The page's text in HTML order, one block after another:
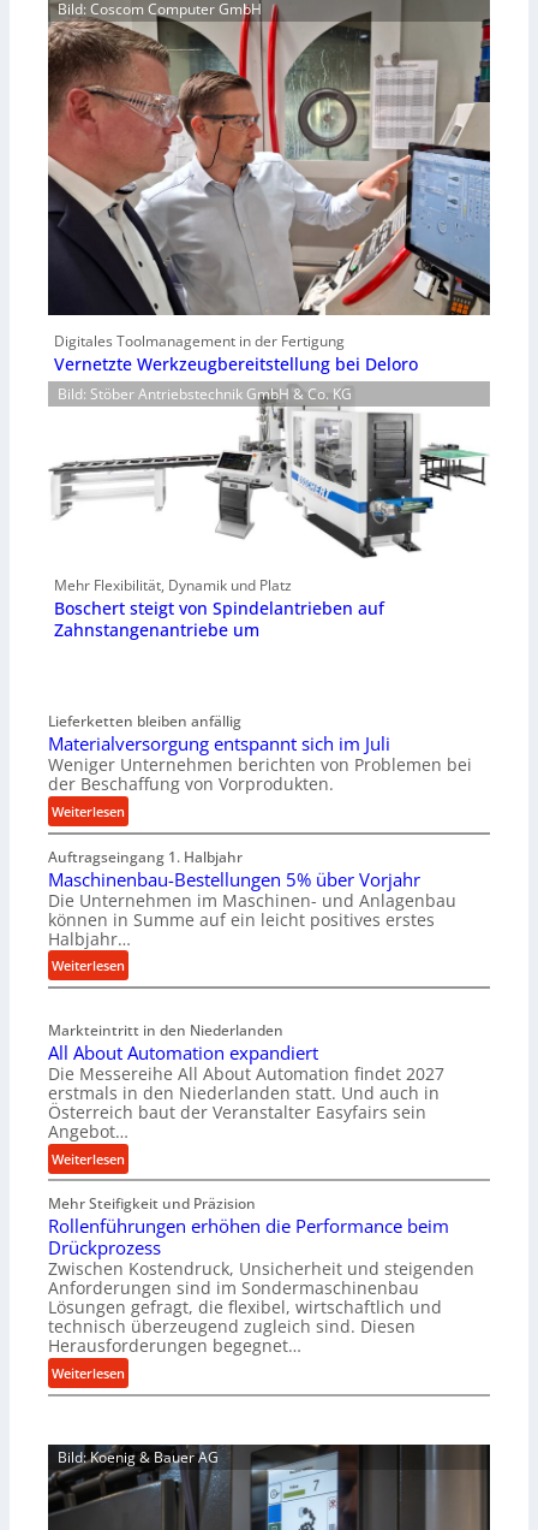
Bild: Coscom Computer GmbH
Digitales Toolmanagement in der Fertigung
Vernetzte Werkzeugbereitstellung bei Deloro
Bild: Stöber Antriebstechnik GmbH & Co. KG
Mehr Flexibilität, Dynamik und Platz
Boschert steigt von Spindelantrieben auf
Zahnstangenantriebe um
Lieferketten bleiben anfällig
Materialversorgung entspannt sich im Juli
Weniger Unternehmen berichten von Problemen bei
der Beschaffung von Vorprodukten.
Weiterlesen:
M
a
t
e
r
i
a
l
e
r
s
o
u
n
g
e
n
t
s
p
a
n
s
i
c
Auftragseingang 1. Halbjahr
Maschinenbau-Bestellungen 5% über Vorjahr
Die Unternehmen im Maschinen- und Anlagenbau
können in Summe auf ein leicht positives erstes
Halbjahr…
Weiterlesen:
M
s
c
h
i
n
e
n
a
u
B
e
s
t
e
l
u
n
g
Markteintritt in den Niederlanden
All About Automation expandiert
Die Messereihe All About Automation findet 2027
erstmals in den Niederlanden statt. Und auch in
Österreich baut der Veranstalter Easyfairs sein
Angebot…
Weiterlesen:
A
l
l
A
b
o
u
t
A
u
m
a
Mehr Steifigkeit und Präzision
Rollenführungen erhöhen die Performance beim
Drückprozess
Zwischen Kostendruck, Unsicherheit und steigenden
Anforderungen sind im Sondermaschinenbau
Lösungen gefragt, die flexibel, wirtschaftlich und
technisch überzeugend zugleich sind. Diesen
Herausforderungen begegnet…
Weiterlesen:
R
l
l
e
Bild: Koenig & Bauer AG